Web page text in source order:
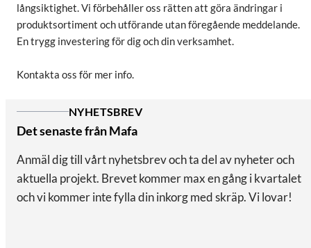
långsiktighet. Vi förbehåller oss rätten att göra ändringar i
produktsortiment och utförande utan föregående meddelande.
En trygg investering för dig och din verksamhet.
Kontakta oss för mer info.
NYHETSBREV
Det senaste från Mafa
Anmäl dig till vårt nyhetsbrev och ta del av nyheter och
aktuella projekt. Brevet kommer max en gång i kvartalet
och vi kommer inte fylla din inkorg med skräp. Vi lovar!